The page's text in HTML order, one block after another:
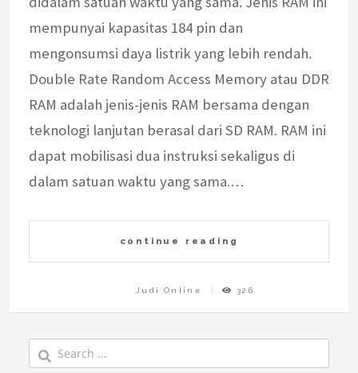
mempunyai kapasitas 184 pin dan
mengonsumsi daya listrik yang lebih rendah.
Double Rate Random Access Memory atau DDR
RAM adalah jenis-jenis RAM bersama dengan
teknologi lanjutan berasal dari SD RAM. RAM ini
dapat mobilisasi dua instruksi sekaligus di
dalam satuan waktu yang sama.…
continue reading
Judi Online 326
Search
for: